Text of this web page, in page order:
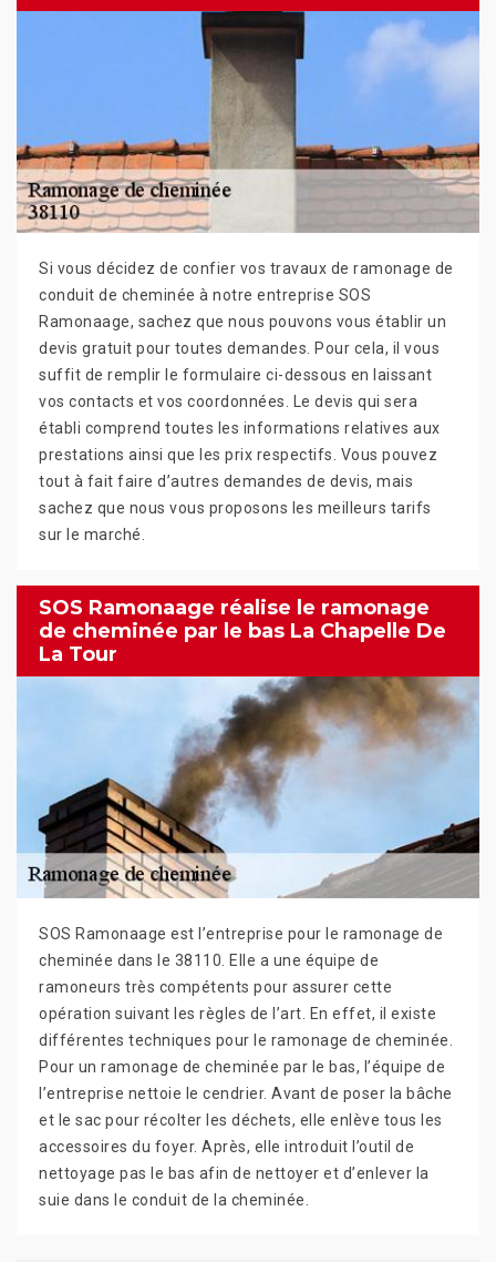
Si vous décidez de confier vos travaux de ramonage de
conduit de cheminée à notre entreprise SOS
Ramonaage, sachez que nous pouvons vous établir un
devis gratuit pour toutes demandes. Pour cela, il vous
suffit de remplir le formulaire ci-dessous en laissant
vos contacts et vos coordonnées. Le devis qui sera
établi comprend toutes les informations relatives aux
prestations ainsi que les prix respectifs. Vous pouvez
tout à fait faire d’autres demandes de devis, mais
sachez que nous vous proposons les meilleurs tarifs
sur le marché.
SOS Ramonaage réalise le ramonage
de cheminée par le bas La Chapelle De
La Tour
SOS Ramonaage est l’entreprise pour le ramonage de
cheminée dans le 38110. Elle a une équipe de
ramoneurs très compétents pour assurer cette
opération suivant les règles de l’art. En effet, il existe
différentes techniques pour le ramonage de cheminée.
Pour un ramonage de cheminée par le bas, l’équipe de
l’entreprise nettoie le cendrier. Avant de poser la bâche
et le sac pour récolter les déchets, elle enlève tous les
accessoires du foyer. Après, elle introduit l’outil de
nettoyage pas le bas afin de nettoyer et d’enlever la
suie dans le conduit de la cheminée.